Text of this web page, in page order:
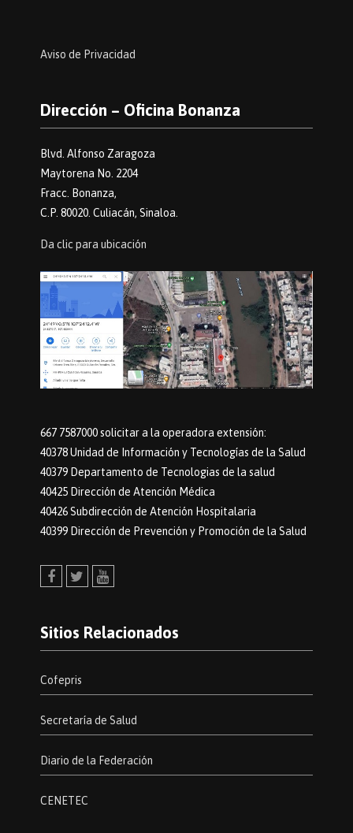
Aviso de Privacidad
Dirección – Oficina Bonanza
Blvd. Alfonso Zaragoza
Maytorena No. 2204
Fracc. Bonanza,
C.P. 80020. Culiacán, Sinaloa.
Da clic para ubicación
667 7587000 solicitar a la operadora extensión:
40378 Unidad de Información y Tecnologías de la Salud
40379 Departamento de Tecnologias de la salud
40425 Dirección de Atención Médica
40426 Subdirección de Atención Hospitalaria
40399 Dirección de Prevención y Promoción de la Salud
Sitios Relacionados
Cofepris
Secretaría de Salud
Diario de la Federación
CENETEC